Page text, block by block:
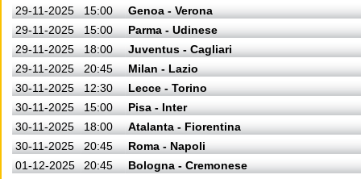
29-11-2025
15:00
Genoa - Verona
29-11-2025
15:00
Parma - Udinese
29-11-2025
18:00
Juventus - Cagliari
29-11-2025
20:45
Milan - Lazio
30-11-2025
12:30
Lecce - Torino
30-11-2025
15:00
Pisa - Inter
30-11-2025
18:00
Atalanta - Fiorentina
30-11-2025
20:45
Roma - Napoli
01-12-2025
20:45 Bologna - Cremonese